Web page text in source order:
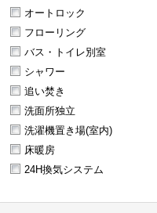
オートロック
フローリング
バス・トイレ別室
シャワー
追い焚き
洗面所独立
洗濯機置き場(室内)
床暖房
24H換気システム